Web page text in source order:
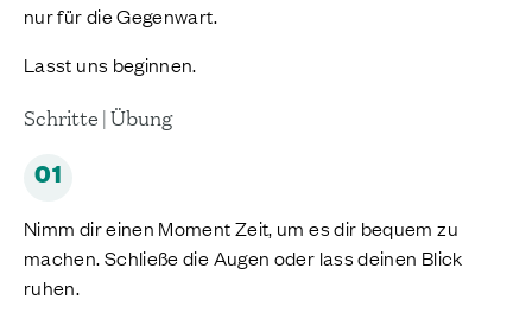
nur für die Gegenwart.
Lasst uns beginnen.
Schritte | Übung
01
Nimm dir einen Moment Zeit, um es dir bequem zu
machen. Schließe die Augen oder lass deinen Blick
ruhen.